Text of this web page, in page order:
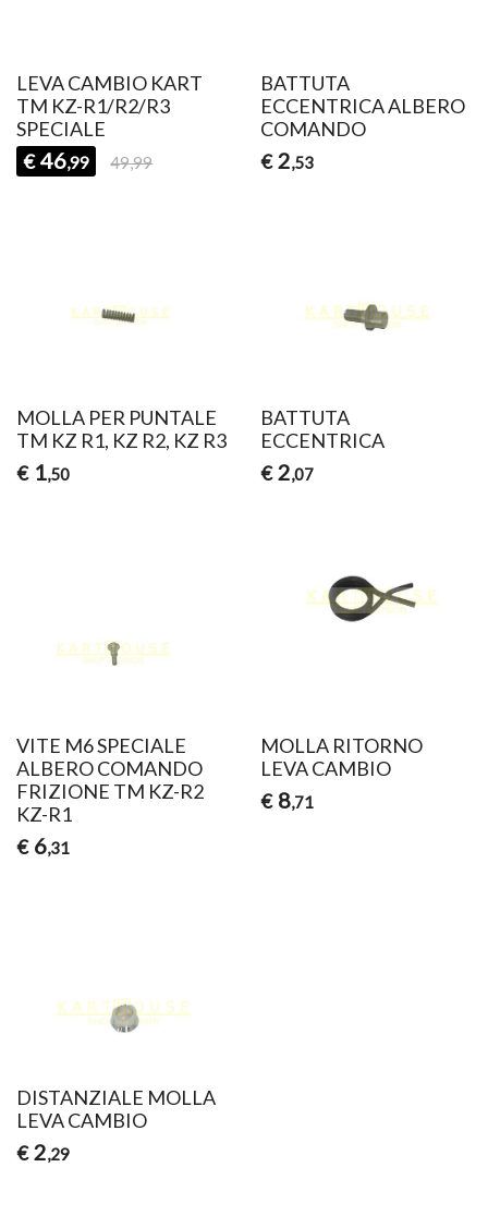
LEVA CAMBIO KART
TM KZ-R1/R2/R3
SPECIALE
€ 46,99 49,99
BATTUTA
ECCENTRICA ALBERO
COMANDO
€ 2,53
MOLLA PER PUNTALE
TM KZ R1, KZ R2, KZ R3
€ 1,50
BATTUTA
ECCENTRICA
€ 2,07
VITE M6 SPECIALE
ALBERO COMANDO
FRIZIONE TM KZ-R2
KZ-R1
€ 6,31
MOLLA RITORNO
LEVA CAMBIO
€ 8,71
DISTANZIALE MOLLA
LEVA CAMBIO
€ 2,29